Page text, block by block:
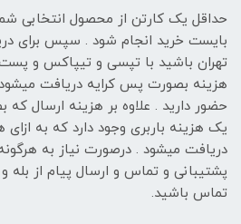
حداقل یک کارتن از محصول انتخابی
بایست خرید انجام شود . سپس برای
تهران باشید با تپسی و تیپاکس و پست
هزینه بصورت پس کرایه دریافت
حضور دارید . علاوه بر هزینه ارسال
دریافت میشود . درصورت نیاز به
پشتیبانی و تماس و ارسال پیام از بله
تماس باشید.